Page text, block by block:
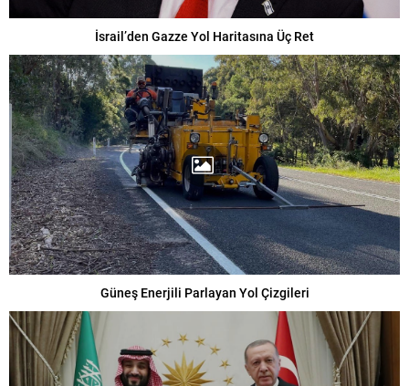
İsrail’den Gazze Yol Haritasına Üç Ret
Güneş Enerjili Parlayan Yol Çizgileri